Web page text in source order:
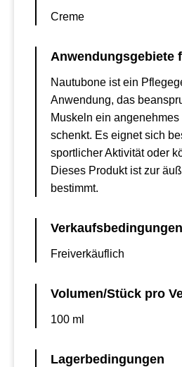
Creme
Anwendungsgebiete
Nautubone ist ein
Anwendung, das
Muskeln ein angenehmes
schenkt. Es eignet sich
sportlicher Aktivität oder
Dieses Produkt ist zur
bestimmt.
Verkaufsbedingungen
Freiverkäuflich
Volumen/Stück pro
100 ml
Lagerbedingungen